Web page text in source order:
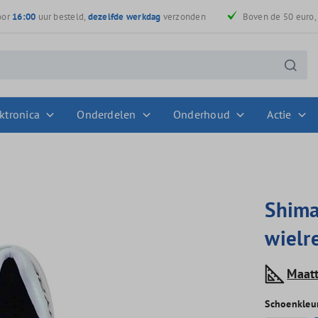
16:00 uur besteld, dezelfde werkdag verzonden Boven de 50 euro,
Onderdelen Onderhoud Actie